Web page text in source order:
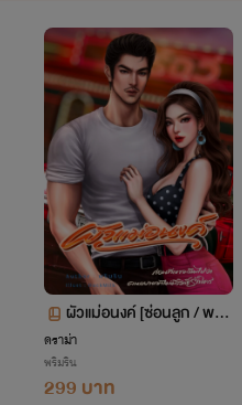
ผัวแม่อนงค์ [ซ่อนลูก / พระเ
อกเถื่อน / NC20+]
ดราม่า
พริมริน
299 บาท